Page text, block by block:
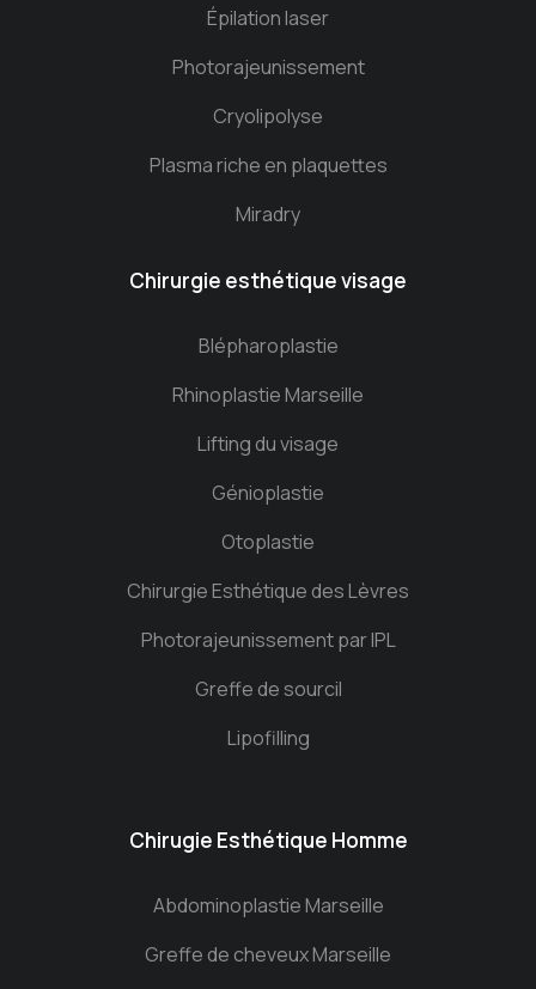
Épilation laser
Photorajeunissement
Cryolipolyse
Plasma riche en plaquettes
Miradry
Chirurgie esthétique visage
Blépharoplastie
Rhinoplastie Marseille
Lifting du visage
Génioplastie
Otoplastie
Chirurgie Esthétique des Lèvres
Photorajeunissement par IPL
Greffe de sourcil
Lipofilling
Chirugie Esthétique Homme
Abdominoplastie Marseille
Greffe de cheveux Marseille